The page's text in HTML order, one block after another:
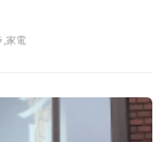
,家電